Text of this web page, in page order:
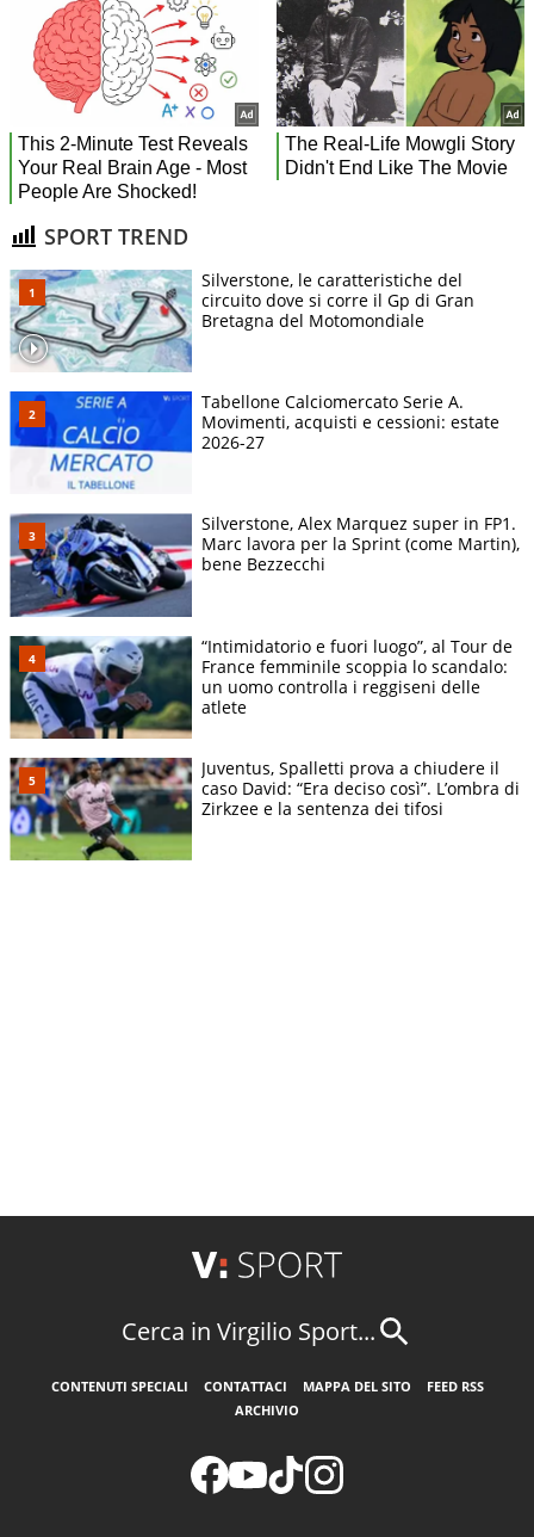
SPORT TREND
Silverstone, le caratteristiche del
circuito dove si corre il Gp di Gran
Bretagna del Motomondiale
Tabellone Calciomercato Serie A.
Movimenti, acquisti e cessioni: estate
2026-27
Silverstone, Alex Marquez super in FP1.
Marc lavora per la Sprint (come Martin),
bene Bezzecchi
“Intimidatorio e fuori luogo”, al Tour de
France femminile scoppia lo scandalo:
un uomo controlla i reggiseni delle
atlete
Juventus, Spalletti prova a chiudere il
caso David: “Era deciso così”. L’ombra di
Zirkzee e la sentenza dei tifosi
Cerca in Virgilio Sport...
CONTENUTI SPECIALI CONTATTACI MAPPA DEL SITO
FEED RSS
ARCHIVIO